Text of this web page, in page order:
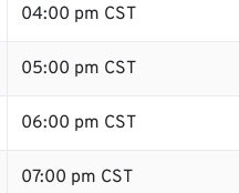
04:00 pm CST
05:00 pm CST
06:00 pm CST
07:00 pm CST